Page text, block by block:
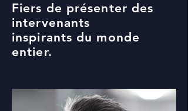
Fiers de présenter des
intervenants
inspirants du monde
entier.